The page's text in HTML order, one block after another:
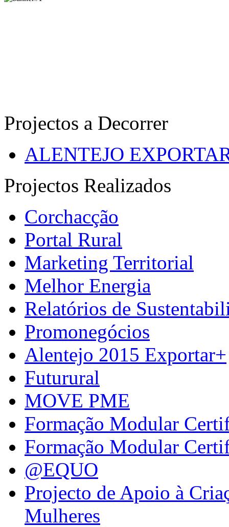
Projectos a Decorrer
ALENTEJO
Projectos Realizados
Corchacção
Portal Rural
Marketing Territorial
Melhor Energia
Relatórios de
Promonegócios
Alentejo 2015 Exportar+
Futurural
MOVE PME
Formação Modular
Formação Modular
@EQUO
Projecto de Apoio à
Mulheres